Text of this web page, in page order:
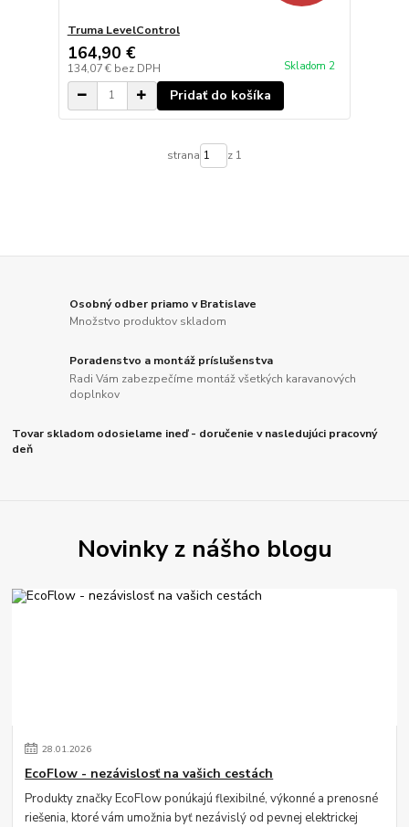
Truma LevelControl
164,90 €
134,07 € bez DPH Skladom 2
Pridať do košíka
strana z 1
Osobný odber priamo v Bratislave
Množstvo produktov skladom
Poradenstvo a montáž príslušenstva
Radi Vám zabezpečíme montáž všetkých karavanových
doplnkov
Tovar skladom odosielame ineď - doručenie v nasledujúci pracovný
deň
Novinky z nášho blogu
28.01.2026
EcoFlow - nezávislosť na vašich cestách
Produkty značky EcoFlow ponúkajú flexibilné, výkonné a prenosné
riešenia, ktoré vám umožnia byť nezávislý od pevnej elektrickej